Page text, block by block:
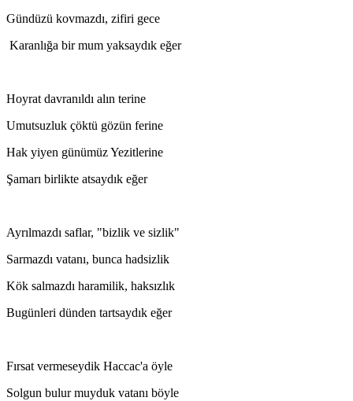
Gündüzü kovmazdı, zifiri gece
Karanlığa bir mum yaksaydık eğer
Hoyrat davranıldı alın terine
Umutsuzluk çöktü gözün ferine
Hak yiyen günümüz Yezitlerine
Şamarı birlikte atsaydık eğer
Ayrılmazdı saflar, "bizlik ve sizlik"
Sarmazdı vatanı, bunca hadsizlik
Kök salmazdı haramilik, haksızlık
Bugünleri dünden tartsaydık eğer
Fırsat vermeseydik Haccac'a öyle
Solgun bulur muyduk vatanı böyle